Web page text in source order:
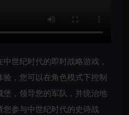
世纪时代的即时战略游戏，
，您可以在角色模式下控制
堡，领导您的军队，并统治地
您参与中世纪时代的史诗战